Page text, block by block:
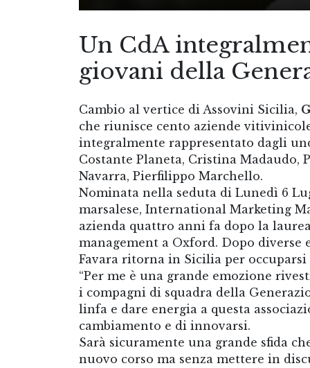
Un CdA
giovani della
Cambio al vertice di Assovini Sicilia,
che riunisce cento aziende
integralmente rappresentato dagli
Costante Planeta, Cristina Madaudo,
Navarra, Pierfilippo Marchello.
Nominata nella seduta di Lunedì 6
marsalese, International Marketing
azienda quattro anni fa dopo la
management a Oxford. Dopo
Favara ritorna in Sicilia per
“Per me è una grande emozione
i compagni di squadra della
linfa e dare energia a questa
cambiamento e di innovarsi.
Sarà sicuramente una grande sfida
nuovo corso ma senza mettere in